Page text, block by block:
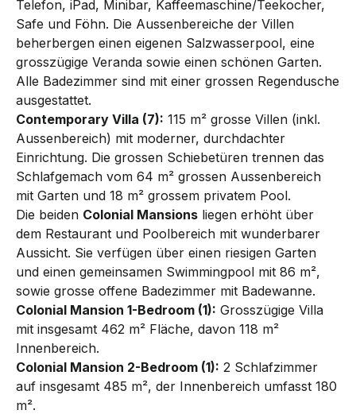
Telefon, iPad, Minibar, Kaffeemaschine/Teekocher,
Safe und Föhn. Die Aussenbereiche der Villen
beherbergen einen eigenen Salzwasserpool, eine
grosszügige Veranda sowie einen schönen Garten.
Alle Badezimmer sind mit einer grossen Regendusche
ausgestattet.
Contemporary Villa (7): 115 m² grosse Villen (inkl.
Aussenbereich) mit moderner, durchdachter
Einrichtung. Die grossen Schiebetüren trennen das
Schlafgemach vom 64 m² grossen Aussenbereich
mit Garten und 18 m² grossem privatem Pool.
Die beiden Colonial Mansions liegen erhöht über
dem Restaurant und Poolbereich mit wunderbarer
Aussicht. Sie verfügen über einen riesigen Garten
und einen gemeinsamen Swimmingpool mit 86 m²,
sowie grosse offene Badezimmer mit Badewanne.
Colonial Mansion 1-Bedroom (1): Grosszügige Villa
mit insgesamt 462 m² Fläche, davon 118 m²
Innenbereich.
Colonial Mansion 2-Bedroom (1): 2 Schlafzimmer
auf insgesamt 485 m², der Innenbereich umfasst 180
m².